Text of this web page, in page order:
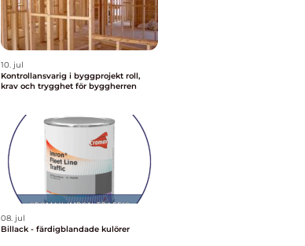
10. jul
Kontrollansvarig i byggprojekt roll,
krav och trygghet för byggherren
08. jul
Billack - färdigblandade kulörer